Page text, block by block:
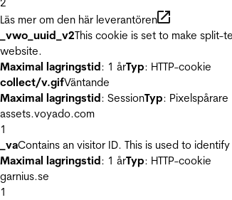
Läs mer om den här leverantören
_vwo_uuid_v2This cookie is set to make
website.
Maximal lagringstid: 1 årTyp: HTTP-cookie
collect/v.gifVäntande
Maximal lagringstid: SessionTyp: Pixelspårare
assets.voyado.com
1
_vaContains an visitor ID. This is used to
Maximal lagringstid: 1 årTyp: HTTP-cookie
garnius.se
1